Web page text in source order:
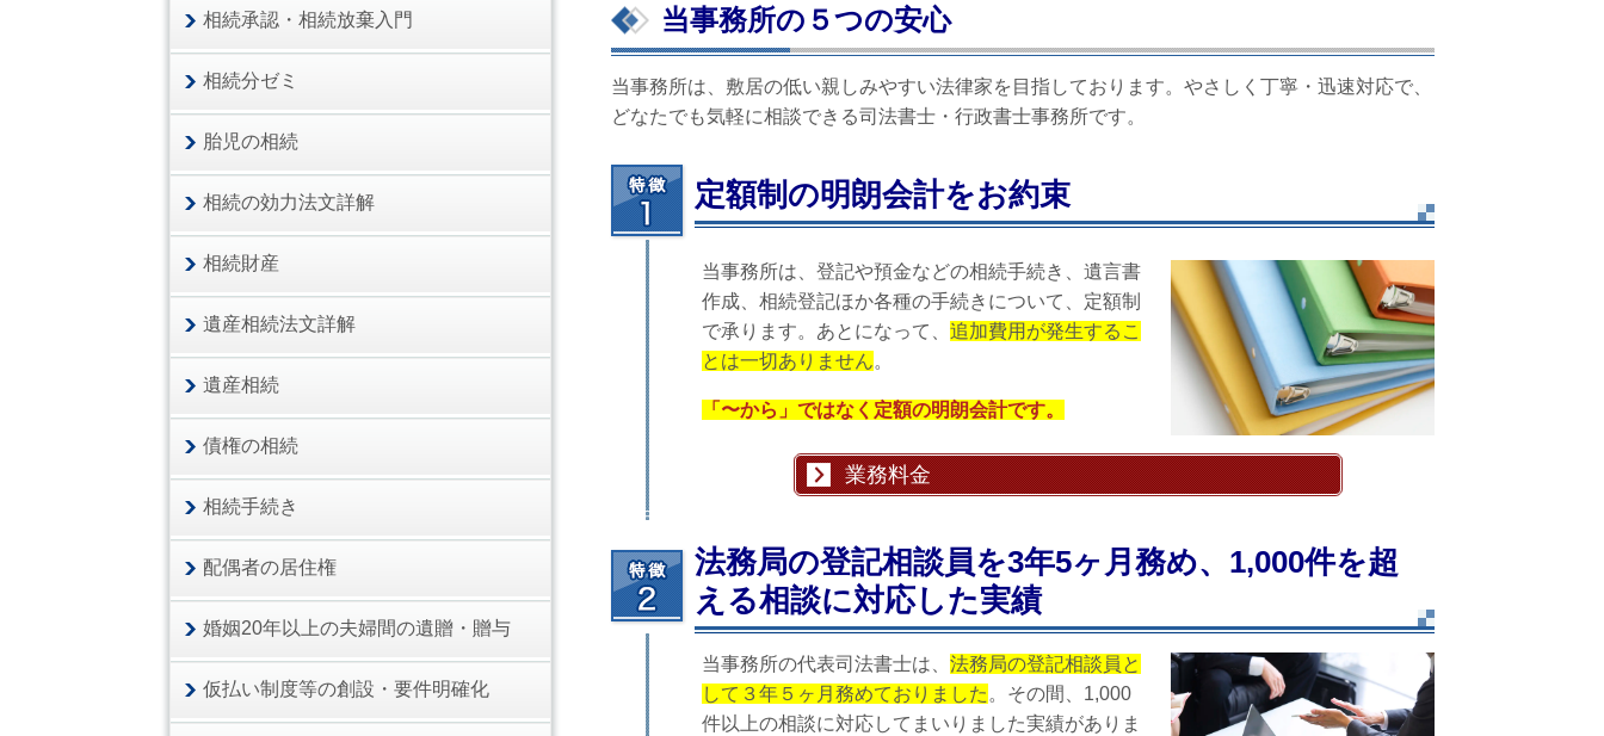
当事務所の５つの安心
当事務所は、敷居の低い親しみやすい法律家を目指しております。やさしく丁寧・迅速対応で、
どなたでも気軽に相談できる司法書士・行政書士事務所です。
定額制の明朗会計をお約束
当事務所は、登記や預金などの相続手続き、遺言書
作成、相続登記ほか各種の手続きについて、定額制
で承ります。あとになって、 追加費用が発生するこ
とは一切ありません。
「〜から」ではなく定額の明朗会計です。
業務料金
法務局の登記相談員を3年5ヶ月務め、1,000件を超
える相談に対応した実績
当事務所の代表司法書士は、 法務局の登記相談員と
して３年５ヶ月務めておりました。その間、1,000
件以上の相談に対応してまいりました実績がありま
相続承認・相続放棄入門
相続分ゼミ
胎児の相続
相続の効力法文詳解
相続財産
遺産相続法文詳解
遺産相続
債権の相続
相続手続き
配偶者の居住権
婚姻20年以上の夫婦間の遺贈・贈与
仮払い制度等の創設・要件明確化